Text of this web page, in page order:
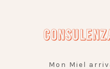
Mon Miel